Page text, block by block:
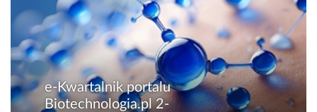
e-Kwartalnik portalu
Biotechnologia.pl 2-